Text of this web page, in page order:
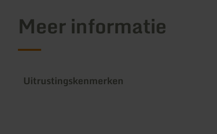
Meer informatie
Uitrustingskenmerken